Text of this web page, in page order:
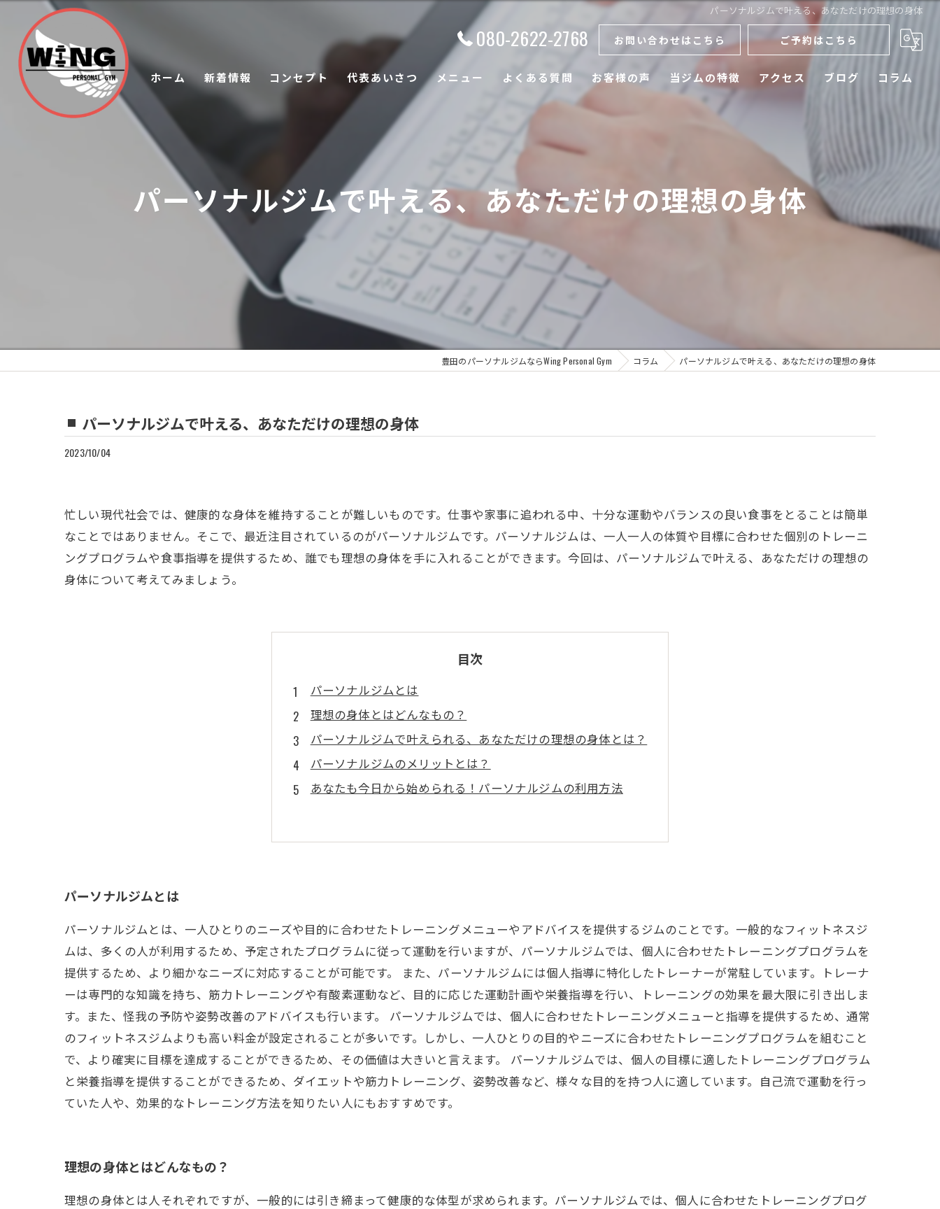
パーソナルジムで叶える、あなただけの理想の身体
080-2622-2768 お問い合わせはこちら ご予約はこちら
ホーム 新着情報 コンセプト 代表あいさつ メニュー よくある質問 お客様の声 当ジムの特徴
運動不足
アクセス ブログ コラム
パーソナルジムで叶える、あなただけの理想の身体
豊田のパーソナルジムならWing Personal Gym コラム パーソナルジムで叶える、あなただけの理想の身体
パーソナルジムで叶える、あなただけの理想の身体
2023/10/04
忙しい現代社会では、健康的な身体を維持することが難しいものです。仕事や家事に追われる中、十分な運動やバランスの良い食事をとることは簡単
なことではありません。そこで、最近注目されているのがパーソナルジムです。パーソナルジムは、一人一人の体質や目標に合わせた個別のトレーニ
ングプログラムや食事指導を提供するため、誰でも理想の身体を手に入れることができます。今回は、パーソナルジムで叶える、あなただけの理想の
身体について考えてみましょう。
目次
パーソナルジムとは
理想の身体とはどんなもの？
パーソナルジムで叶えられる、あなただけの理想の身体とは？
パーソナルジムのメリットとは？
あなたも今日から始められる！パーソナルジムの利用方法
パーソナルジムとは
パーソナルジムとは、一人ひとりのニーズや目的に合わせたトレーニングメニューやアドバイスを提供するジムのことです。一般的なフィットネスジ
ムは、多くの人が利用するため、予定されたプログラムに従って運動を行いますが、パーソナルジムでは、個人に合わせたトレーニングプログラムを
提供するため、より細かなニーズに対応することが可能です。 また、パーソナルジムには個人指導に特化したトレーナーが常駐しています。トレーナ
ーは専門的な知識を持ち、筋力トレーニングや有酸素運動など、目的に応じた運動計画や栄養指導を行い、トレーニングの効果を最大限に引き出しま
す。また、怪我の予防や姿勢改善のアドバイスも行います。 パーソナルジムでは、個人に合わせたトレーニングメニューと指導を提供するため、通常
のフィットネスジムよりも高い料金が設定されることが多いです。しかし、一人ひとりの目的やニーズに合わせたトレーニングプログラムを組むこと
で、より確実に目標を達成することができるため、その価値は大きいと言えます。 パーソナルジムでは、個人の目標に適したトレーニングプログラム
と栄養指導を提供することができるため、ダイエットや筋力トレーニング、姿勢改善など、様々な目的を持つ人に適しています。自己流で運動を行っ
ていた人や、効果的なトレーニング方法を知りたい人にもおすすめです。
理想の身体とはどんなもの？
理想の身体とは人それぞれですが、一般的には引き締まって健康的な体型が求められます。パーソナルジムでは、個人に合わせたトレーニングプログ